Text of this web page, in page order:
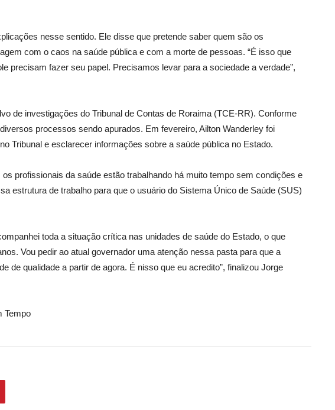
nesse sentido. Ele disse que pretende saber quem são os
com o caos na saúde pública e com a morte de pessoas. “É isso que
precisam fazer seu papel. Precisamos levar para a sociedade a verdade”,
de investigações do Tribunal de Contas de Roraima (TCE-RR). Conforme
processos sendo apurados. Em fevereiro, Ailton Wanderley foi
Tribunal e esclarecer informações sobre a saúde pública no Estado.
os profissionais da saúde estão trabalhando há muito tempo sem condições e
estrutura de trabalho para que o usuário do Sistema Único de Saúde (SUS)
toda a situação crítica nas unidades de saúde do Estado, o que
Vou pedir ao atual governador uma atenção nessa pasta para que a
de qualidade a partir de agora. É nisso que eu acredito”, finalizou Jorge
Tempo